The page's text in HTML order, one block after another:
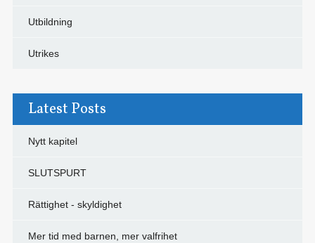
Utbildning
Utrikes
Latest Posts
Nytt kapitel
SLUTSPURT
Rättighet - skyldighet
Mer tid med barnen, mer valfrihet